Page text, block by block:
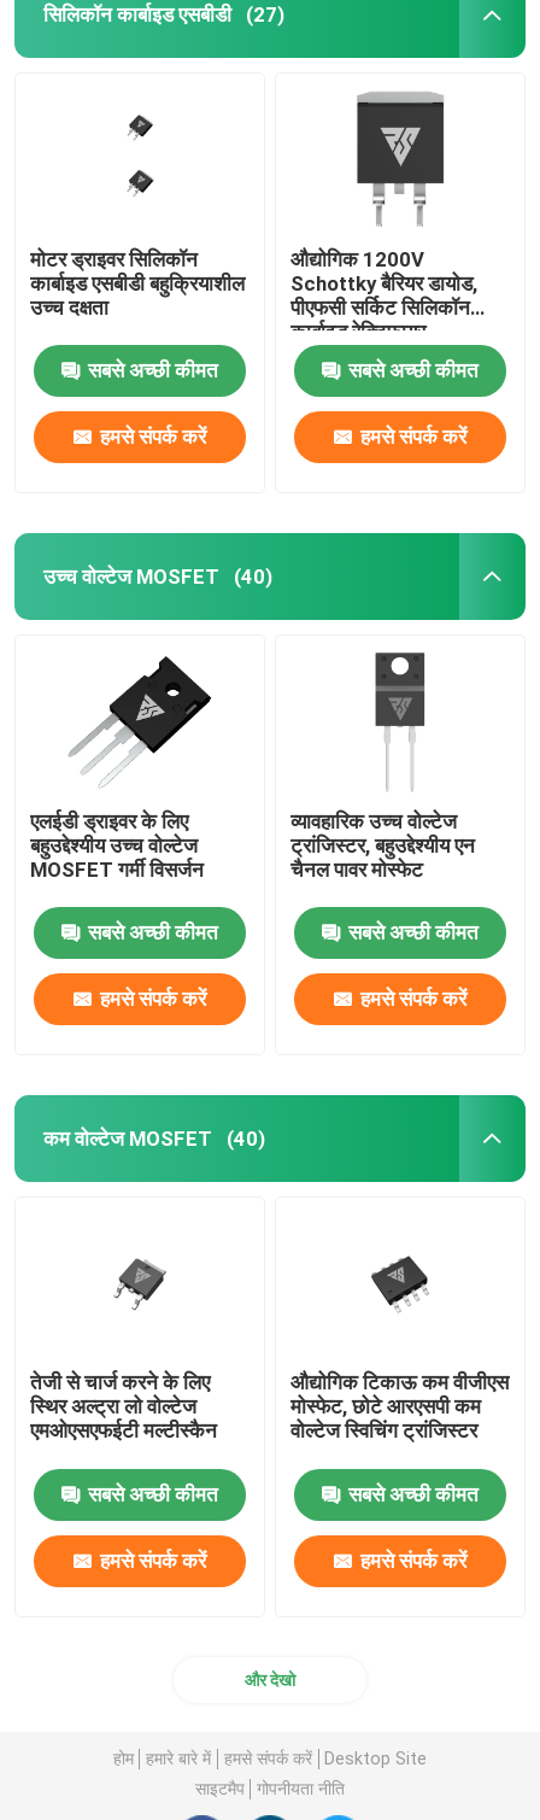
सिलिकॉन कार्बाइड एसबीडी (27)
मोटर ड्राइवर सिलिकॉन
कार्बाइड एसबीडी बहुक्रियाशील
उच्च दक्षता
सबसे अच्छी कीमत
हमसे संपर्क करें
औद्योगिक 1200V
Schottky बैरियर डायोड,
पीएफसी सर्किट सिलिकॉन
कार्बाइड रेक्टिफायर
सबसे अच्छी कीमत
हमसे संपर्क करें
उच्च वोल्टेज MOSFET (40)
एलईडी ड्राइवर के लिए
बहुउद्देश्यीय उच्च वोल्टेज
MOSFET गर्मी विसर्जन
सबसे अच्छी कीमत
हमसे संपर्क करें
व्यावहारिक उच्च वोल्टेज
ट्रांजिस्टर, बहुउद्देश्यीय एन
चैनल पावर मोस्फेट
सबसे अच्छी कीमत
हमसे संपर्क करें
कम वोल्टेज MOSFET (40)
तेजी से चार्ज करने के लिए
स्थिर अल्ट्रा लो वोल्टेज
एमओएसएफईटी मल्टीस्कैन
सबसे अच्छी कीमत
हमसे संपर्क करें
औद्योगिक टिकाऊ कम वीजीएस
मोस्फेट, छोटे आरएसपी कम
वोल्टेज स्विचिंग ट्रांजिस्टर
सबसे अच्छी कीमत
हमसे संपर्क करें
और देखो
होम हमारे बारे में हमसे संपर्क करें
Desktop Site
साइटमैप
गोपनीयता नीति